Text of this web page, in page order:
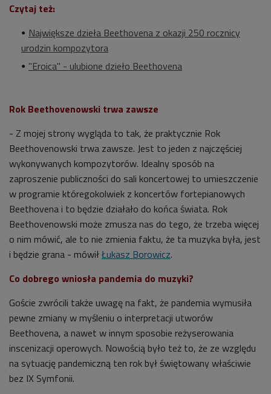
Czytaj też:
Największe dzieła Beethovena z okazji 250 rocznicy
urodzin kompozytora
"Eroica" - ulubione dzieło Beethovena
Rok Beethovenowski trwa zawsze
- Z mojej strony wygląda to tak, że praktycznie Rok
Beethovenowski trwa zawsze. Jest to jeden z najczęściej
wykonywanych kompozytorów. Idealny sposób na
zaproszenie publiczności do sali koncertowej to umieszczenie
w programie któregokolwiek z koncertów fortepianowych
Beethovena i to będzie działało do końca świata. Rok
Beethovenowski może zmusza nas do tego, że trzeba więcej
o nim mówić, ale to nie zmienia faktu, że ta muzyka była, jest
i będzie grana - mówiłŁukasz Borowicz.
Co dobrego wniosła pandemia do muzyki?
Goście zwrócili także uwagę na fakt, że pandemia wymusiła
pewne zmiany w myśleniu o interpretacji utworów
Beethovena, a nawet w innym sposobie reżyserowania
inscenizacji operowych. Nowością było też to, że ze względu
na sytuację pandemiczną ten rok był świętowany właściwie
bez IX Symfonii.